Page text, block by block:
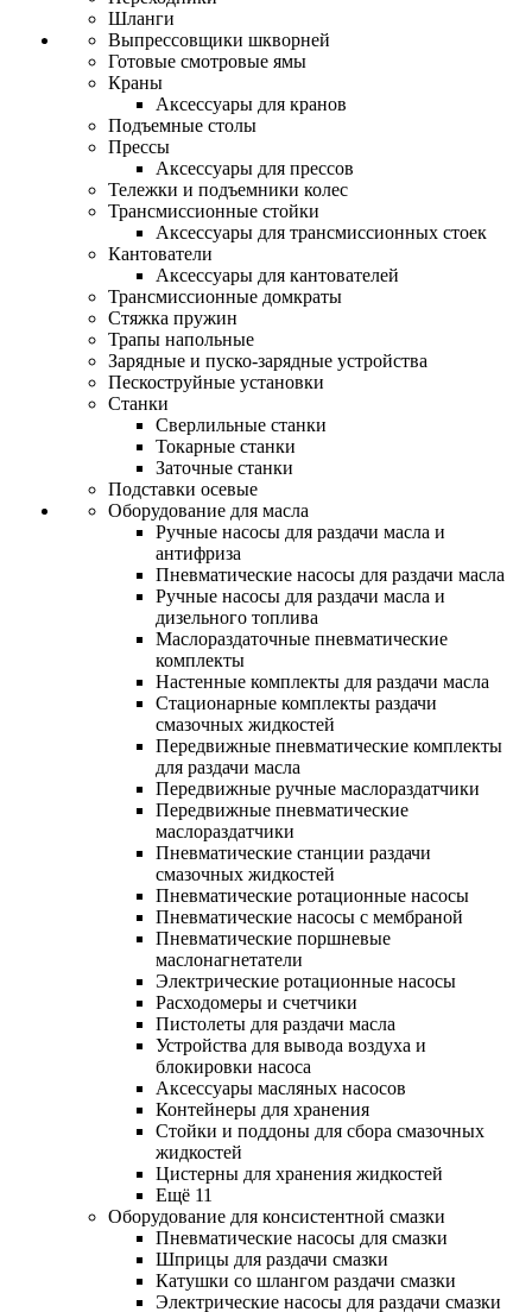
Шланги
Выпрессовщики шкворней
Готовые смотровые ямы
Краны
Аксессуары для кранов
Подъемные столы
Прессы
Аксессуары для прессов
Тележки и подъемники колес
Трансмиссионные стойки
Аксессуары для трансмиссионных стоек
Кантователи
Аксессуары для кантователей
Трансмиссионные домкраты
Стяжка пружин
Трапы напольные
Зарядные и пуско-зарядные устройства
Пескоструйные установки
Станки
Сверлильные станки
Токарные станки
Заточные станки
Подставки осевые
Оборудование для масла
Ручные насосы для раздачи масла и
антифриза
Пневматические насосы для раздачи масла
Ручные насосы для раздачи масла и
дизельного топлива
Маслораздаточные пневматические
комплекты
Настенные комплекты для раздачи масла
Стационарные комплекты раздачи
смазочных жидкостей
Передвижные пневматические комплекты
для раздачи масла
Передвижные ручные маслораздатчики
Передвижные пневматические
маслораздатчики
Пневматические станции раздачи
смазочных жидкостей
Пневматические ротационные насосы
Пневматические насосы с мембраной
Пневматические поршневые
маслонагнетатели
Электрические ротационные насосы
Расходомеры и счетчики
Пистолеты для раздачи масла
Устройства для вывода воздуха и
блокировки насоса
Аксессуары масляных насосов
Контейнеры для хранения
Стойки и поддоны для сбора смазочных
жидкостей
Цистерны для хранения жидкостей
Ещё 11
Оборудование для консистентной смазки
Пневматические насосы для смазки
Шприцы для раздачи смазки
Катушки со шлангом раздачи смазки
Электрические насосы для раздачи смазки